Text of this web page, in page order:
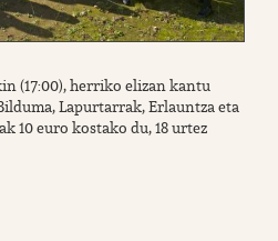
(17:00), herriko elizan kantu
Lapurtarrak, Erlauntza eta
10 euro kostako du, 18 urtez